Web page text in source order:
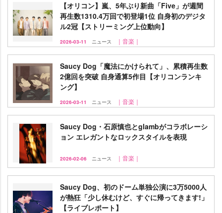
【オリコン】嵐、5年ぶり新曲「Five」が週間
再生数1310.4万回で初登場1位 自身初のデジタ
ル2冠【ストリーミング上位動向】
2026-03-11 ニュース ｜音楽｜
Saucy Dog「魔法にかけられて」、累積再生数
2億回を突破 自身通算5作目【オリコンランキ
ング】
2026-03-11 ニュース ｜音楽｜
Saucy Dog・石原慎也とglambがコラボレーシ
ョン エレガントなロックスタイルを表現
2026-02-06 ニュース ｜音楽｜
Saucy Dog、初のドーム単独公演に3万5000人
が熱狂「少し休むけど、すぐに帰ってきます!」
【ライブレポート】